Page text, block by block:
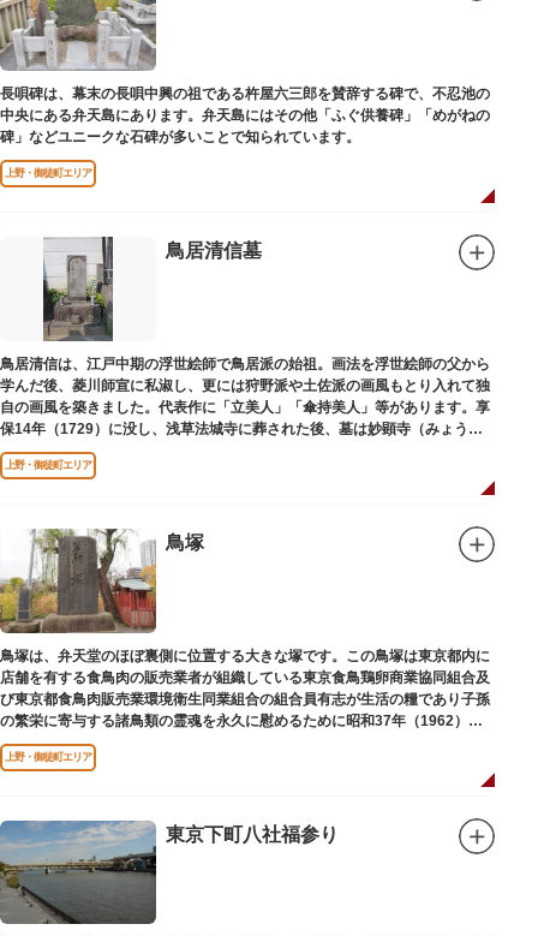
長唄碑は、幕末の長唄中興の祖である杵屋六三郎を賛辞する碑で、不忍池の
中央にある弁天島にあります。弁天島にはその他「ふぐ供養碑」「めがねの
碑」などユニークな石碑が多いことで知られています。
上野・御徒町エリア
鳥居清信墓
鳥居清信は、江戸中期の浮世絵師で鳥居派の始祖。画法を浮世絵師の父から
学んだ後、菱川師宣に私淑し、更には狩野派や土佐派の画風もとり入れて独
自の画風を築きました。代表作に「立美人」「傘持美人」等があります。享
保14年（1729）に没し、浅草法城寺に葬された後、墓は妙顕寺（みょうけ
んじ）に移されました。
上野・御徒町エリア
鳥塚
鳥塚は、弁天堂のほぼ裏側に位置する大きな塚です。この鳥塚は東京都内に
店舗を有する食鳥肉の販売業者が組織している東京食鳥鶏卵商業協同組合及
び東京都食鳥肉販売業環境衛生同業組合の組合員有志が生活の糧であり子孫
の繁栄に寄与する諸鳥類の霊魂を永久に慰めるために昭和37年（1962）に
建立されました。
上野・御徒町エリア
東京下町八社福参り